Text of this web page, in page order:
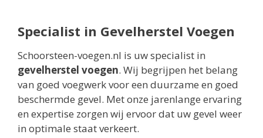
Specialist in Gevelherstel Voegen
Schoorsteen-voegen.nl is uw specialist in
gevelherstel voegen. Wij begrijpen het belang
van goed voegwerk voor een duurzame en goed
beschermde gevel. Met onze jarenlange ervaring
en expertise zorgen wij ervoor dat uw gevel weer
in optimale staat verkeert.